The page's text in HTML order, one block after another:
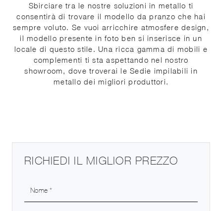
Sbirciare tra le nostre soluzioni in metallo ti
consentirà di trovare il modello da pranzo che hai
sempre voluto. Se vuoi arricchire atmosfere design,
il modello presente in foto ben si inserisce in un
locale di questo stile. Una ricca gamma di mobili e
complementi ti sta aspettando nel nostro
showroom, dove troverai le Sedie impilabili in
metallo dei migliori produttori.
RICHIEDI IL MIGLIOR PREZZO